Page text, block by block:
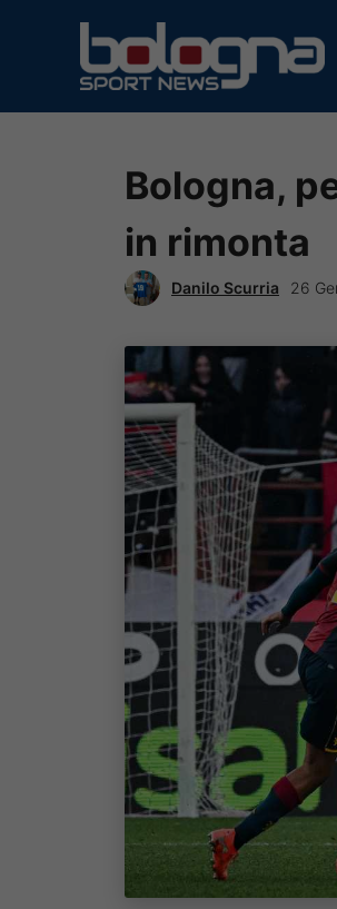
contenuto
Bologna,
in rimonta
Danilo Scurria 26